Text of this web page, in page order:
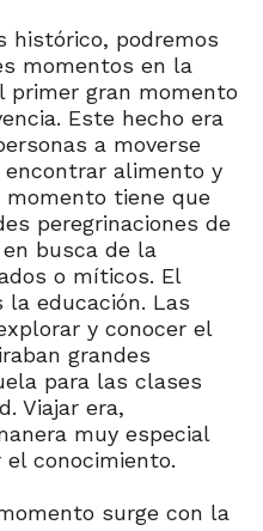
histórico, podremos
momentos en la
primer gran momento
Este hecho era
a moverse
alimento y
momento tiene que
peregrinaciones de
busca de la
o míticos. El
educación. Las
y conocer el
grandes
para las clases
Viajar era,
muy especial
conocimiento.
surge con la